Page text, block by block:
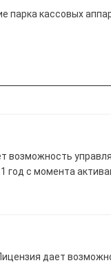
парка кассовых
возможность
год с момента
дает